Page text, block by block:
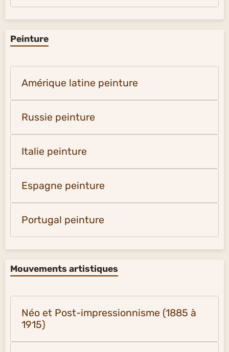
Peinture
Amérique latine peinture
Russie peinture
Italie peinture
Espagne peinture
Portugal peinture
Mouvements artistiques
Néo et Post-impressionnisme (1885 à
1915)